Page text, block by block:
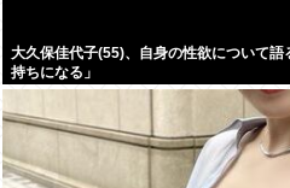
大久保佳代子(55)、自身の性欲について
持ちになる」